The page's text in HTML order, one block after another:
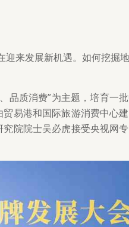
来发展新机遇。如何挖掘
品质消费”为主题，培育一
易港和国际旅游消费中心
院院士吴必虎接受央视网